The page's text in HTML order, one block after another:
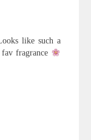
like such a
fragrance